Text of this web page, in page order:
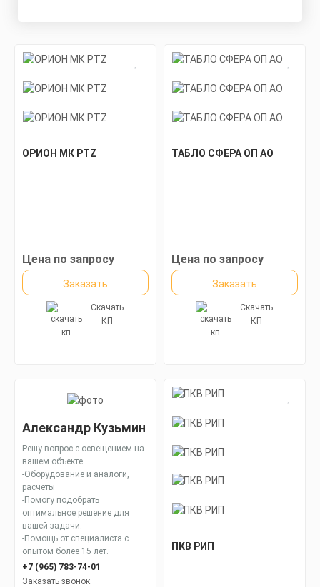
ОРИОН МК PTZ
Цена по запросу
Заказать
Скачать
КП
ТАБЛО СФЕРА ОП АО
Цена по запросу
Заказать
Скачать
КП
Александр Кузьмин
Решу вопрос с освещением на
вашем объекте
-Оборудование и аналоги,
расчеты
-Помогу подобрать
оптимальное решение для
вашей задачи.
-Помощь от специалиста с
опытом более 15 лет.
+7 (965) 783-74-01
Заказать звонок
ПКВ РИП